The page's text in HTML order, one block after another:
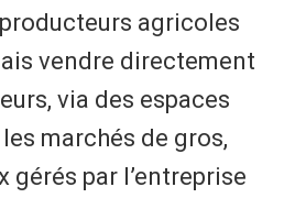
agricoles
vendre directement
via des espaces
marchés de gros,
gérés par l’entreprise